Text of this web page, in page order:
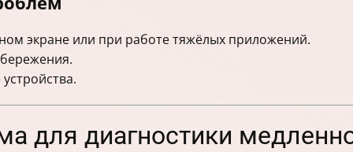
экране или при работе тяжёлых приложений.
для диагностики